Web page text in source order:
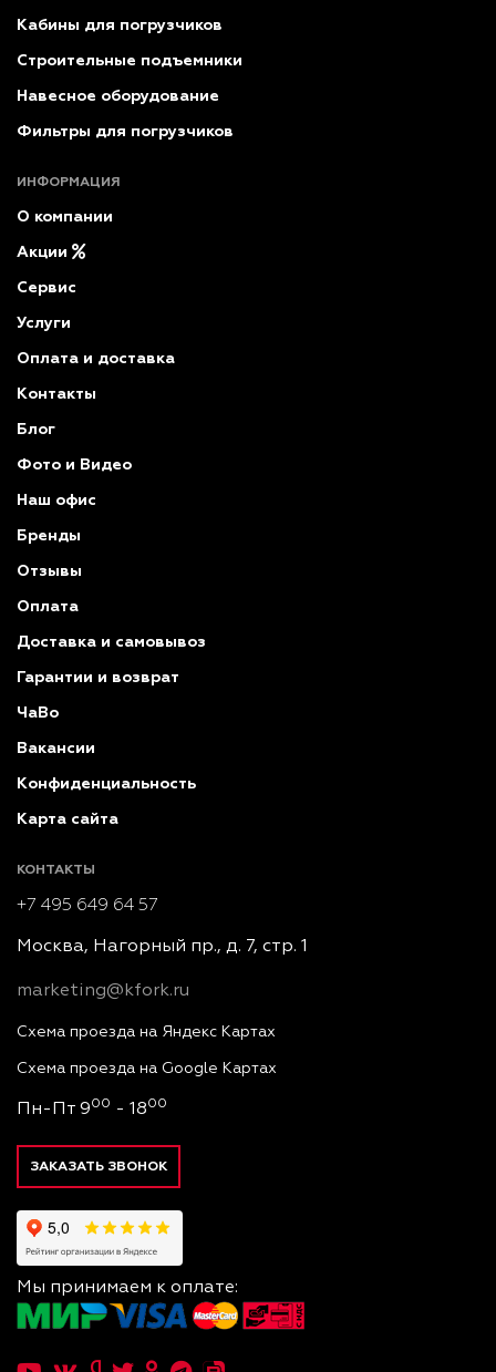
Кабины для погрузчиков
Строительные подъемники
Навесное оборудование
Фильтры для погрузчиков
ИНФОРМАЦИЯ
О компании
Акции
Сервис
Услуги
Оплата и доставка
Контакты
Блог
Фото и Видео
Наш офис
Бренды
Отзывы
Оплата
Доставка и самовывоз
Гарантии и возврат
ЧаВо
Вакансии
Конфиденциальность
Карта сайта
КОНТАКТЫ
+7 495 649 64 57
Москва, Нагорный пр., д. 7, стр. 1
marketing@kfork.ru
Схема проезда на Яндекс Картах
Схема проезда на Google Картах
Пн-Пт 900 - 1800
ЗАКАЗАТЬ ЗВОНОК
Мы принимаем к оплате: